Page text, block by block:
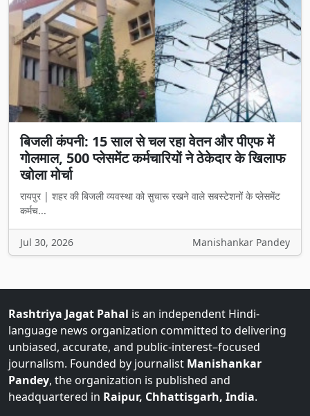
बिजली कंपनी: 15 साल से चल रहा वेतन और पीएफ में
गोलमाल, 500 प्लेसमेंट कर्मचारियों ने ठेकेदार के खिलाफ
खोला मोर्चा
रायपुर | शहर की बिजली व्यवस्था को सुचारू रखने वाले सबस्टेशनों के प्लेसमेंट
कर्मच...
Jul 30, 2026 Manishankar Pandey
Rashtriya Jagat Pahal is an independent Hindi-
language news organization committed to delivering
unbiased, accurate, and public-interest–focused
journalism. Founded by journalist Manishankar
Pandey, the organization is published and
headquartered in Raipur, Chhattisgarh, India.